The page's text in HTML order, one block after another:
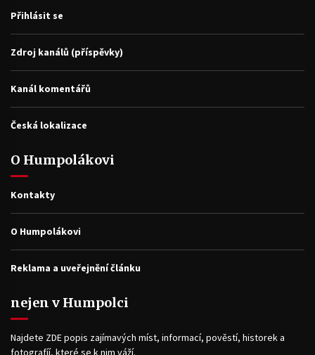
Přihlásit se
Zdroj kanálů (příspěvky)
Kanál komentářů
Česká lokalizace
O Humpolákovi
Kontakty
O Humpolákovi
Reklama a uveřejnění článku
nejen v Humpolci
Najdete ZDE popis zajímavých míst, informací, pověstí, historek a
fotografíí, které se k nim váží.